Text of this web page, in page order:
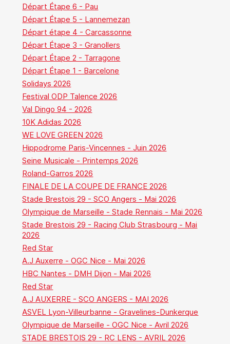
Départ Étape 6 - Pau
Départ Étape 5 - Lannemezan
Départ étape 4 - Carcassonne
Départ Étape 3 - Granollers
Départ Étape 2 - Tarragone
Départ Étape 1 - Barcelone
Solidays 2026
Festival ODP Talence 2026
Val Dingo 94 - 2026
10K Adidas 2026
WE LOVE GREEN 2026
Hippodrome Paris-Vincennes - Juin 2026
Seine Musicale - Printemps 2026
Roland-Garros 2026
FINALE DE LA COUPE DE FRANCE 2026
Stade Brestois 29 - SCO Angers - Mai 2026
Olympique de Marseille - Stade Rennais - Mai 2026
Stade Brestois 29 - Racing Club Strasbourg - Mai
2026
Red Star
A.J Auxerre - OGC Nice - Mai 2026
HBC Nantes - DMH Dijon - Mai 2026
Red Star
A.J AUXERRE - SCO ANGERS - MAI 2026
ASVEL Lyon-Villeurbanne - Gravelines-Dunkerque
Olympique de Marseille - OGC Nice - Avril 2026
STADE BRESTOIS 29 - RC LENS - AVRIL 2026